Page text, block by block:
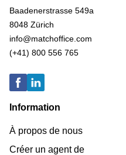
Baadenerstrasse 549a
8048 Zürich
info@matchoffice.com
(+41) 800 556 765
Information
À propos de nous
Créer un agent de